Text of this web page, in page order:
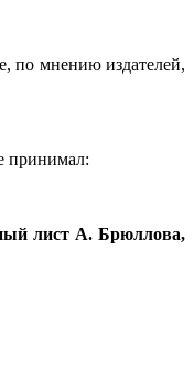
по мнению издателей,
принимал:
лист А. Брюллова,